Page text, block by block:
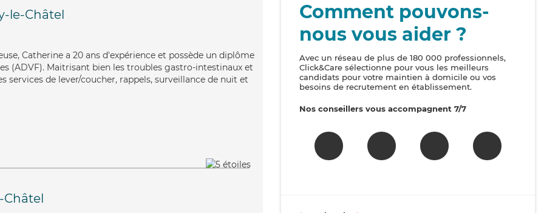
le-Châtel
Catherine a 20 ans d'expérience et possède un diplôme
(ADVF). Maitrisant bien les troubles gastro-intestinaux et
services de lever/coucher, rappels, surveillance de nuit et
Châtel
Comment pouvons-
nous vous aider ?
Avec un réseau de plus de 180 000 professionnels,
Click&Care sélectionne pour vous les meilleurs
candidats pour votre maintien à domicile ou vos
besoins de recrutement en établissement.
Nos conseillers vous accompagnent 7/7